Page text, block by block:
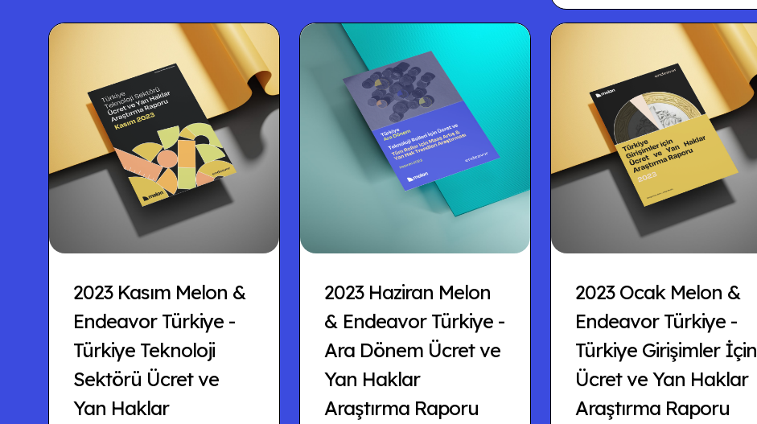
2023 Kasım Melon &
Endeavor Türkiye -
Türkiye Teknoloji
Sektörü Ücret ve
Yan Haklar
2023 Haziran Melon
& Endeavor Türkiye -
Ara Dönem Ücret ve
Yan Haklar
Araştırma Raporu
2023 Ocak Melon &
Endeavor Türkiye -
Türkiye Girişimler İçin
Ücret ve Yan Haklar
Araştırma Raporu